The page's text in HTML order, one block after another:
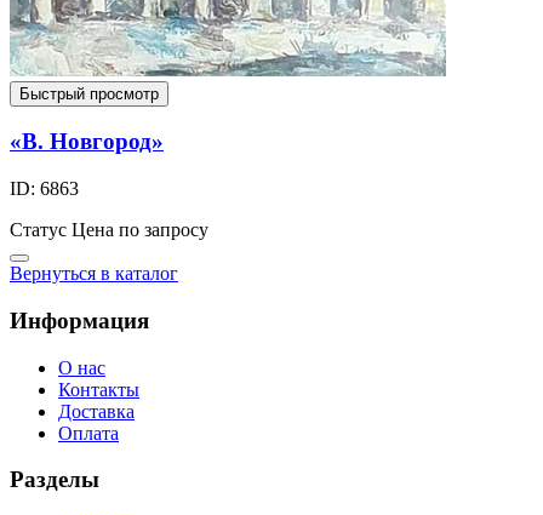
Быстрый просмотр
«В. Новгород»
ID: 6863
Статус Цена по запросу
Вернуться в каталог
Информация
О нас
Контакты
Доставка
Оплата
Разделы